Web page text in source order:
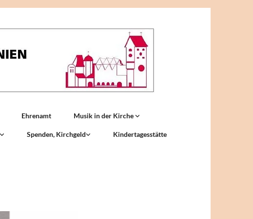
Ehrenamt Musik in der Kirche
Spenden, Kirchgeld Kindertagesstätte